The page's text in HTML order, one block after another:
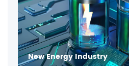
New Energy Industry